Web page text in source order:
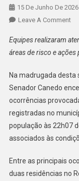
15 De Junho De 2026
Leave A CommentOn
A
Em
Equipes realizaram
áreas de risco e
Na madrugada desta
Senador Canedo
ocorrências
registradas no
população às 22h07
associados às
Entre as principais
duas residências no